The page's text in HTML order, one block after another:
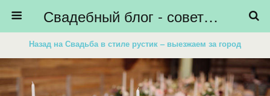
Свадебный блог - советы невестам, подготовка к свадьбе - HiBride
Назад на Свадьба в стиле рустик – выезжаем за город